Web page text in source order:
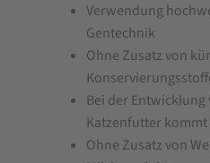
Verwendung
Gentechnik
Ohne Zusatz von
Bei der
Katzenfutter
Ohne Zusatz von